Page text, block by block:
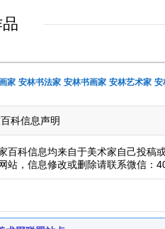
家 安林书法家 安林书画家 安林艺术家 安
科信息声明
百科信息均来自于美术家自己投稿
站，信息修改或删除请联系微信：